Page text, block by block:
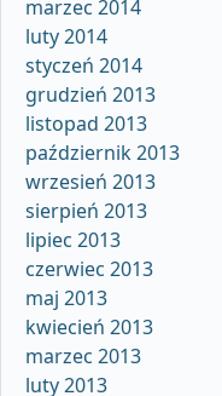
marzec 2014
luty 2014
styczeń 2014
grudzień 2013
listopad 2013
październik 2013
wrzesień 2013
sierpień 2013
lipiec 2013
czerwiec 2013
maj 2013
kwiecień 2013
marzec 2013
luty 2013